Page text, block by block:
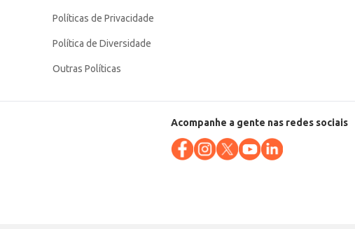
Políticas de Privacidade
Política de Diversidade
Outras Políticas
Acompanhe a gente nas redes sociais